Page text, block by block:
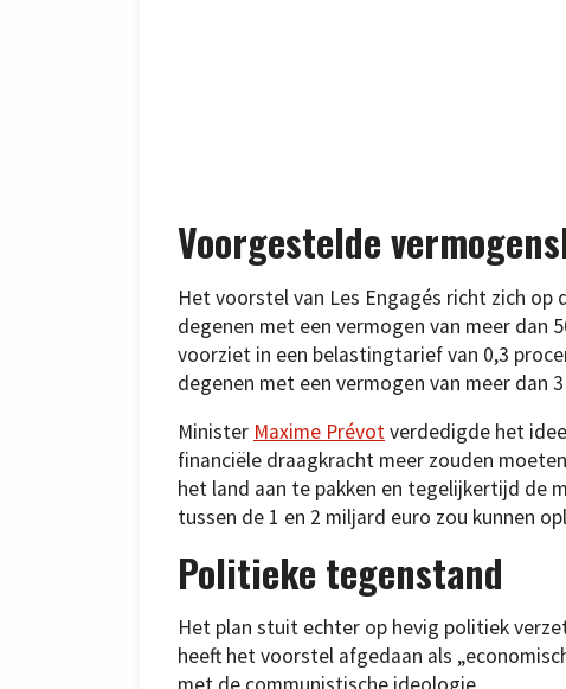
Voorgestelde
Het voorstel van Les Engagés richt zich
degenen met een vermogen van meer dan
voorziet in een belastingtarief van 0,3
degenen met een vermogen van meer dan
Minister Maxime Prévotverdedigde het
financiële draagkracht meer zouden
het land aan te pakken en tegelijkertijd de
tussen de 1 en 2 miljard euro zou kunnen
Politieke tegenstand
Het plan stuit echter op hevig politiek
heeft het voorstel afgedaan als